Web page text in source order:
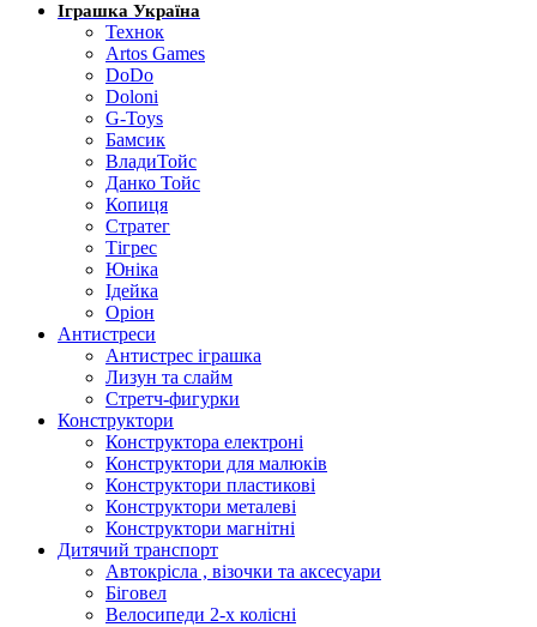
Іграшка Україна
Технок
Artos Games
DoDo
Doloni
G-Toys
Бамсик
ВладиТойс
Данко Тойс
Копиця
Стратег
Тігрес
Юніка
Ідейка
Оріон
Антистреси
Антистрес іграшка
Лизун та слайм
Стретч-фигурки
Конструктори
Конструктора електроні
Конструктори для малюків
Конструктори пластикові
Конструктори металеві
Конструктори магнітні
Дитячий транспорт
Автокрісла , візочки та аксесуари
Біговел
Велосипеди 2-х колісні